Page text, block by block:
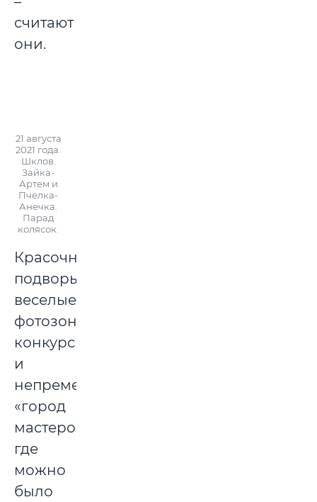
считают
они.
21 августа
2021 года.
Шклов.
Зайка-
Артем и
Пчелка-
Анечка.
Парад
колясок.
Красочные
подворья,
веселые
фотозоны,
конкурсы
и
непременный
«город
мастеров»,
где
можно
было